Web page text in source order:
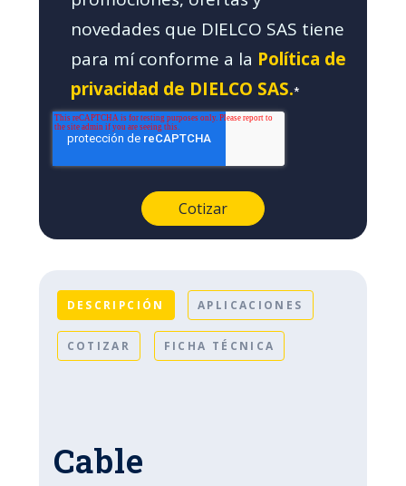
novedades que DIELCO SAS tiene
para mí conforme a la Política de
privacidad de DIELCO SAS.*
DESCRIPCIÓN APLICACIONES
COTIZAR FICHA TÉCNICA
Cable